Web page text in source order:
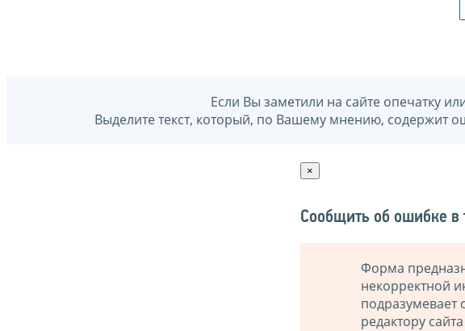
Если Вы заметили на сайте опечатку
Выделите текст, который, по Вашему мнению, содержит
×
Сообщить об ошибке в
Форма
некорректной
подразумевает
редактору